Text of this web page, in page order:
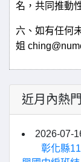
名，共同推動
六、如有任何
姐
近月內熱
2026-07-
彰化縣